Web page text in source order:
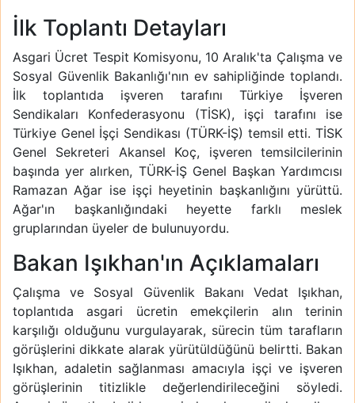
İlk Toplantı Detayları
Asgari Ücret Tespit Komisyonu, 10 Aralık'ta Çalışma ve
Sosyal Güvenlik Bakanlığı'nın ev sahipliğinde toplandı.
İlk toplantıda işveren tarafını Türkiye İşveren
Sendikaları Konfederasyonu (TİSK), işçi tarafını ise
Türkiye Genel İşçi Sendikası (TÜRK-İŞ) temsil etti. TİSK
Genel Sekreteri Akansel Koç, işveren temsilcilerinin
başında yer alırken, TÜRK-İŞ Genel Başkan Yardımcısı
Ramazan Ağar ise işçi heyetinin başkanlığını yürüttü.
Ağar'ın başkanlığındaki heyette farklı meslek
gruplarından üyeler de bulunuyordu.
Bakan Işıkhan'ın Açıklamaları
Çalışma ve Sosyal Güvenlik Bakanı Vedat Işıkhan,
toplantıda asgari ücretin emekçilerin alın terinin
karşılığı olduğunu vurgulayarak, sürecin tüm tarafların
görüşlerini dikkate alarak yürütüldüğünü belirtti. Bakan
Işıkhan, adaletin sağlanması amacıyla işçi ve işveren
görüşlerinin titizlikle değerlendirileceğini söyledi.